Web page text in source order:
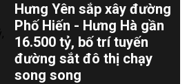
Hưng Yên sắp xây đường
Phố Hiến - Hưng Hà gần
16.500 tỷ, bố trí tuyến
đường sắt đô thị chạy
song song